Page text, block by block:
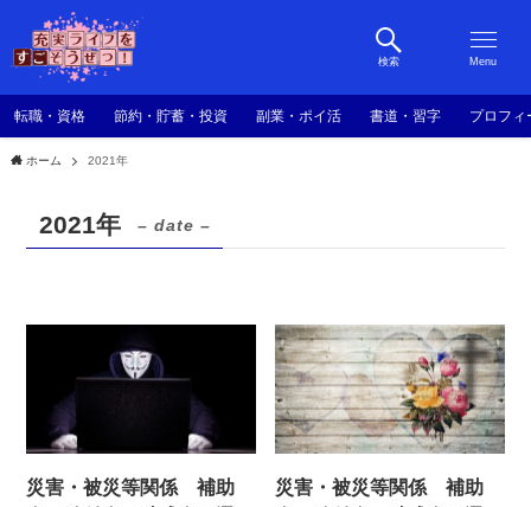
検索 Menu
転職・資格 節約・貯蓄・投資 副業・ポイ活 書道・習字 プロフィ
ホーム 2021年
2021年 – date –
災害・被災等関係 補助
災害・被災等関係 補助